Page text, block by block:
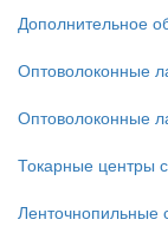
Дополнительное
Оптоволоконные
Оптоволоконные
Токарные центры
Ленточнопильные